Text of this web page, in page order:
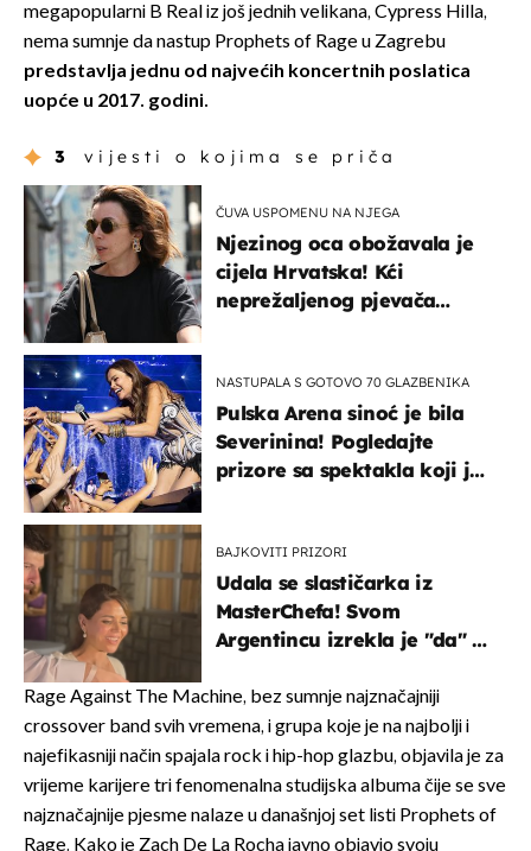
megapopularni B Real iz još jednih velikana, Cypress Hilla,
nema sumnje da nastup Prophets of Rage u Zagrebu
predstavlja jednu od najvećih koncertnih poslatica
uopće u 2017. godini.
3 vijesti o kojima se priča
ČUVA USPOMENU NA NJEGA
Njezinog oca obožavala je
cijela Hrvatska! Kći
neprežaljenog pjevača
NASTUPALA S GOTOVO 70 GLAZBENIKA
Pulska Arena sinoć je bila
Severinina! Pogledajte
prizore sa spektakla koji je
BAJKOVITI PRIZORI
Udala se slastičarka iz
MasterChefa! Svom
Argentincu izrekla je "da" u
Rage Against The Machine, bez sumnje najznačajniji
crossover band svih vremena, i grupa koje je na najbolji i
najefikasniji način spajala rock i hip-hop glazbu, objavila je za
vrijeme karijere tri fenomenalna studijska albuma čije se sve
najznačajnije pjesme nalaze u današnjoj set listi Prophets of
Rage. Kako je Zach De La Rocha javno objavio svoju